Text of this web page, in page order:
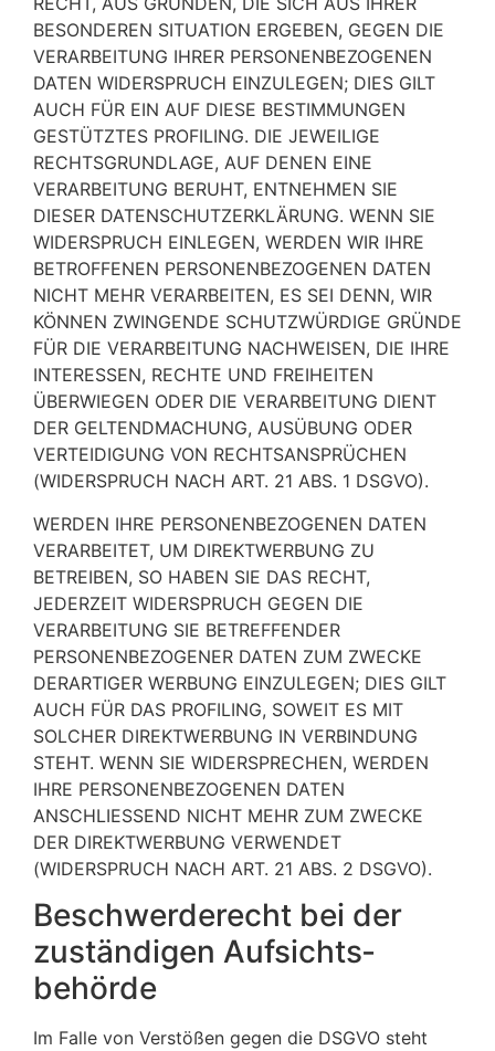
BESONDEREN SITUATION ERGEBEN, GEGEN DIE
VERARBEITUNG IHRER PERSONENBEZOGENEN
DATEN WIDERSPRUCH EINZULEGEN; DIES GILT
AUCH FÜR EIN AUF DIESE BESTIMMUNGEN
GESTÜTZTES PROFILING. DIE JEWEILIGE
RECHTSGRUNDLAGE, AUF DENEN EINE
VERARBEITUNG BERUHT, ENTNEHMEN SIE
DIESER DATENSCHUTZERKLÄRUNG. WENN SIE
WIDERSPRUCH EINLEGEN, WERDEN WIR IHRE
BETROFFENEN PERSONENBEZOGENEN DATEN
NICHT MEHR VERARBEITEN, ES SEI DENN, WIR
KÖNNEN ZWINGENDE SCHUTZWÜRDIGE GRÜNDE
FÜR DIE VERARBEITUNG NACHWEISEN, DIE IHRE
INTERESSEN, RECHTE UND FREIHEITEN
ÜBERWIEGEN ODER DIE VERARBEITUNG DIENT
DER GELTENDMACHUNG, AUSÜBUNG ODER
VERTEIDIGUNG VON RECHTSANSPRÜCHEN
(WIDERSPRUCH NACH ART. 21 ABS. 1 DSGVO).
WERDEN IHRE PERSONENBEZOGENEN DATEN
VERARBEITET, UM DIREKTWERBUNG ZU
BETREIBEN, SO HABEN SIE DAS RECHT,
JEDERZEIT WIDERSPRUCH GEGEN DIE
VERARBEITUNG SIE BETREFFENDER
PERSONENBEZOGENER DATEN ZUM ZWECKE
DERARTIGER WERBUNG EINZULEGEN; DIES GILT
AUCH FÜR DAS PROFILING, SOWEIT ES MIT
SOLCHER DIREKTWERBUNG IN VERBINDUNG
STEHT. WENN SIE WIDERSPRECHEN, WERDEN
IHRE PERSONENBEZOGENEN DATEN
ANSCHLIESSEND NICHT MEHR ZUM ZWECKE
DER DIREKTWERBUNG VERWENDET
(WIDERSPRUCH NACH ART. 21 ABS. 2 DSGVO).
Beschwerde­recht bei der
zuständigen Aufsichts­
behörde
Im Falle von Verstößen gegen die DSGVO steht